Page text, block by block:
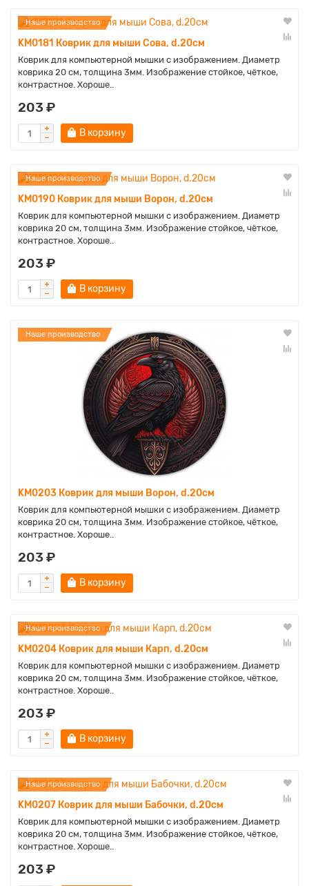
Наше производство
KM0181 Коврик для мыши Сова, d.20см
Коврик для компьютерной мышки с изображением. Диаметр
коврика 20 см, толщина 3мм. Изображение стойкое, чёткое,
контрастное. Хороше..
203 ₽
В корзину
Наше производство
KM0190 Коврик для мыши Ворон, d.20см
Коврик для компьютерной мышки с изображением. Диаметр
коврика 20 см, толщина 3мм. Изображение стойкое, чёткое,
контрастное. Хороше..
203 ₽
В корзину
Наше производство
KM0203 Коврик для мыши Ворон, d.20см
Коврик для компьютерной мышки с изображением. Диаметр
коврика 20 см, толщина 3мм. Изображение стойкое, чёткое,
контрастное. Хороше..
203 ₽
В корзину
Наше производство
KM0204 Коврик для мыши Карп, d.20см
Коврик для компьютерной мышки с изображением. Диаметр
коврика 20 см, толщина 3мм. Изображение стойкое, чёткое,
контрастное. Хороше..
203 ₽
В корзину
Наше производство
KM0207 Коврик для мыши Бабочки, d.20см
Коврик для компьютерной мышки с изображением. Диаметр
коврика 20 см, толщина 3мм. Изображение стойкое, чёткое,
контрастное. Хороше..
203 ₽